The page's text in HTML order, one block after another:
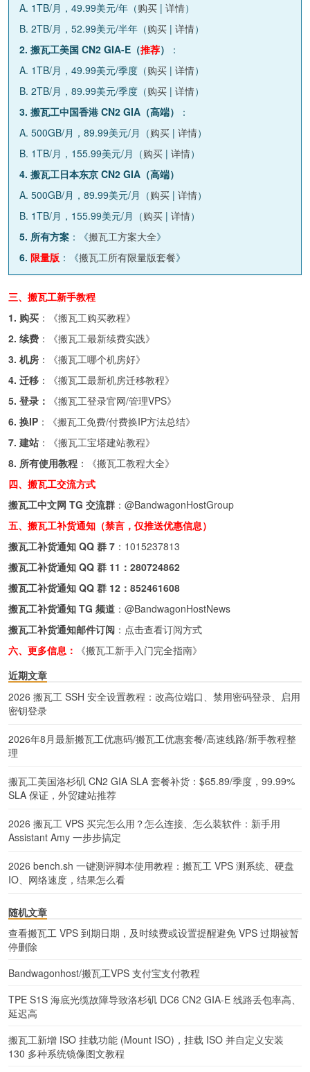
A. 1TB/月，49.99美元/年（购买 | 详情）
B. 2TB/月，52.99美元/半年（购买 | 详情）
2. 搬瓦工美国 CN2 GIA-E（推荐）
：
A. 1TB/月，49.99美元/季度（购买 | 详情）
B. 2TB/月，89.99美元/季度（购买 | 详情）
3. 搬瓦工中国香港 CN2 GIA（高端）
：
A. 500GB/月，89.99美元/月（购买 | 详情）
B. 1TB/月，155.99美元/月（购买 | 详情）
4. 搬瓦工日本东京 CN2 GIA（高端）
A. 500GB/月，89.99美元/月（购买 | 详情）
B. 1TB/月，155.99美元/月（购买 | 详情）
5. 所有方案 ：《搬瓦工方案大全》
6. 限量版 ：《搬瓦工所有限量版套餐》
三、搬瓦工新手教程
1. 购买 ：《搬瓦工购买教程》
2. 续费 ：《搬瓦工最新续费实践》
3. 机房 ：《搬瓦工哪个机房好》
4. 迁移 ：《搬瓦工最新机房迁移教程》
5. 登录：
《搬瓦工登录官网/管理VPS》
6. 换IP ：《搬瓦工免费/付费换IP方法总结》
7. 建站 ：《搬瓦工宝塔建站教程》
8. 所有使用教程 ：《搬瓦工教程大全》
四、搬瓦工交流方式
搬瓦工中文网 TG 交流群 ： @BandwagonHostGroup
五、搬瓦工补货通知（禁言，仅推送优惠信息）
搬瓦工补货通知 QQ 群 7 ： 1015237813
搬瓦工补货通知 QQ 群 11： 280724862
搬瓦工补货通知 QQ 群 12： 852461608
搬瓦工补货通知 TG 频道 ： @BandwagonHostNews
搬瓦工补货通知邮件订阅 ： 点击查看订阅方式
六、更多信息：
《搬瓦工新手入门完全指南》
近期文章
2026 搬瓦工 SSH 安全设置教程：改高位端口、禁用密码登录、启用
密钥登录
2026年8月最新搬瓦工优惠码/搬瓦工优惠套餐/高速线路/新手教程整
理
搬瓦工美国洛杉矶 CN2 GIA SLA 套餐补货：$65.89/季度，99.99%
SLA 保证，外贸建站推荐
2026 搬瓦工 VPS 买完怎么用？怎么连接、怎么装软件：新手用
Assistant Amy 一步步搞定
2026 bench.sh 一键测评脚本使用教程：搬瓦工 VPS 测系统、硬盘
IO、网络速度，结果怎么看
随机文章
查看搬瓦工 VPS 到期日期，及时续费或设置提醒避免 VPS 过期被暂
停删除
Bandwagonhost/搬瓦工VPS 支付宝支付教程
TPE S1S 海底光缆故障导致洛杉矶 DC6 CN2 GIA-E 线路丢包率高、
延迟高
搬瓦工新增 ISO 挂载功能 (Mount ISO)，挂载 ISO 并自定义安装
130 多种系统镜像图文教程